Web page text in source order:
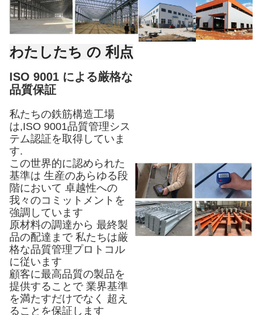
わたしたち の 利点
ISO 9001 による厳格な
品質保証
私たちの鉄筋構造工場
は,ISO 9001品質管理シス
テム認証を取得していま
す.
この世界的に認められた
基準は 生産のあらゆる段
階において 卓越性への
我々のコミットメントを
強調しています
原材料の調達から 最終製
品の配達まで 私たちは厳
格な品質管理プロトコル
に従います
顧客に最高品質の製品を
提供することで 業界基準
を満たすだけでなく 超え
ることを保証します